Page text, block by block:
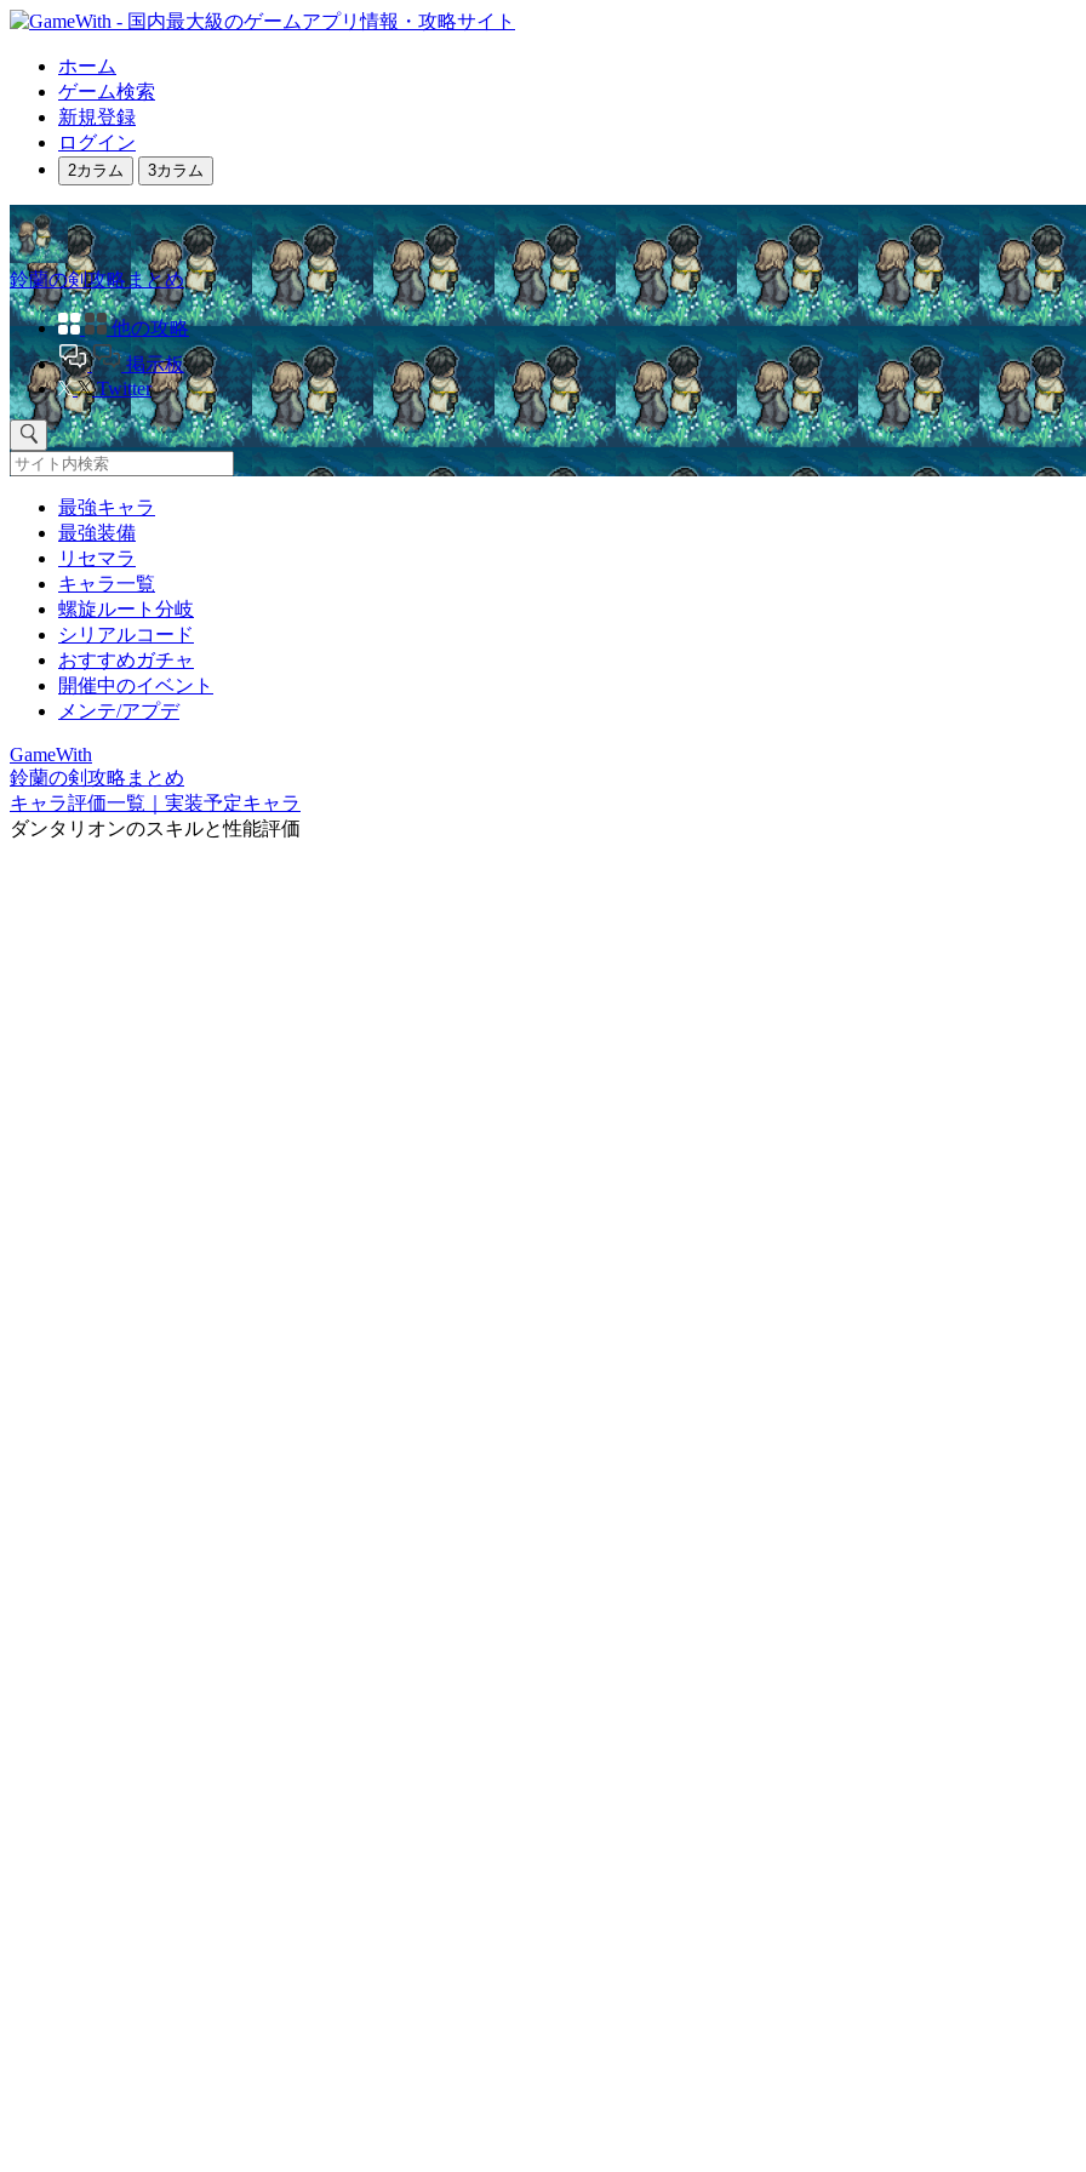
ホーム
ゲーム検索
新規登録
ログイン
2カラム 3カラム
鈴蘭の剣攻略まとめ
他の攻略
掲示板
Twitter
最強キャラ
最強装備
リセマラ
キャラ一覧
螺旋ルート分岐
シリアルコード
おすすめガチャ
開催中のイベント
メンテ/アプデ
GameWith
鈴蘭の剣攻略まとめ
キャラ評価一覧｜実装予定キャラ
ダンタリオンのスキルと性能評価